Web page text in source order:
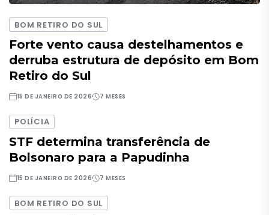
BOM RETIRO DO SUL
Forte vento causa destelhamentos e
derruba estrutura de depósito em Bom
Retiro do Sul
15 DE JANEIRO DE 2026 7 MESES
POLÍCIA
STF determina transferência de
Bolsonaro para a Papudinha
15 DE JANEIRO DE 2026 7 MESES
BOM RETIRO DO SUL